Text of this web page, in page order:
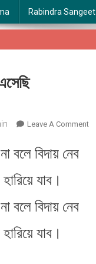
Rabindra Sangeet
Leave A CommentOn
বলে বিদায় নেব
যাব।
বলে বিদায় নেব
যাব।